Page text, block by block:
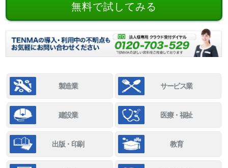
無料で試してみる
製造業 サービス業
建設業 医療・福祉
出版・印刷 教育